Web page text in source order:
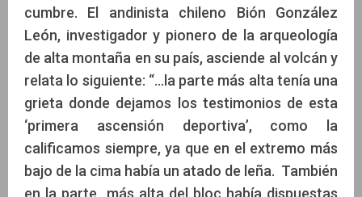
cumbre. El andinista chileno Bión González
León, investigador y pionero de la arqueología
de alta montaña en su país, asciende al volcán y
relata lo siguiente: “...la parte más alta tenía una
grieta donde dejamos los testimonios de esta
‘primera ascensión deportiva’, como la
calificamos siempre, ya que en el extremo más
bajo de la cima había un atado de leña. También
en la parte más alta del bloc había dispuestas